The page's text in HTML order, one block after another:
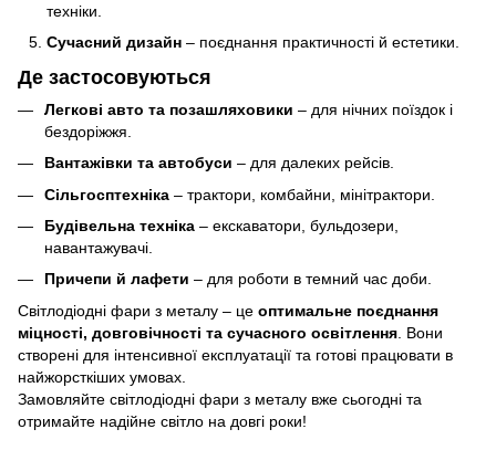
техніки.
Сучасний дизайн – поєднання практичності й естетики.
Де застосовуються
Легкові авто та позашляховики – для нічних поїздок і
бездоріжжя.
Вантажівки та автобуси – для далеких рейсів.
Сільгосптехніка – трактори, комбайни, мінітрактори.
Будівельна техніка – екскаватори, бульдозери,
навантажувачі.
Причепи й лафети – для роботи в темний час доби.
Світлодіодні фари з металу – це оптимальне поєднання
міцності, довговічності та сучасного освітлення . Вони
створені для інтенсивної експлуатації та готові працювати в
найжорсткіших умовах.
Замовляйте світлодіодні фари з металу вже сьогодні та
отримайте надійне світло на довгі роки!